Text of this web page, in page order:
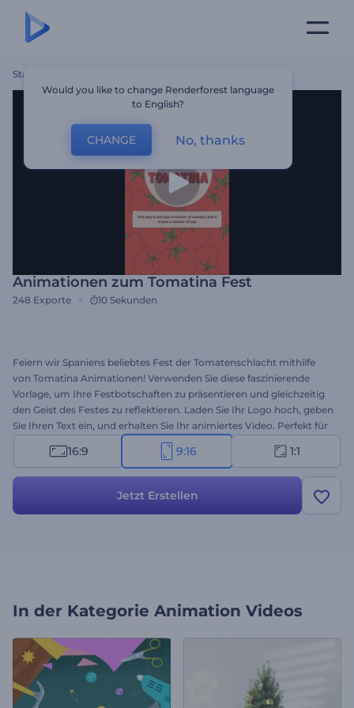
Startseite
Animationen zum Tomatina Fest
248 Exporte 10 Sekunden
Feiern wir Spaniens beliebtes Fest der Tomatenschlacht mithilfe
von Tomatina Animationen! Verwenden Sie diese faszinierende
Vorlage, um Ihre Festbotschaften zu präsentieren und gleichzeitig
den Geist des Festes zu reflektieren. Laden Sie Ihr Logo hoch, geben
Sie Ihren Text ein, und erhalten Sie Ihr animiertes Video. Perfekt für
Einladungen zu Festen, Intros zu Feiertagen,
Videogrußbotschaften, Werbespots und vieles mehr. Probieren Sie
16:9 9:16 1:1
Jetzt Erstellen
In der Kategorie Animation Videos
Would you like to change Renderforest language
to English?
CHANGE No, thanks